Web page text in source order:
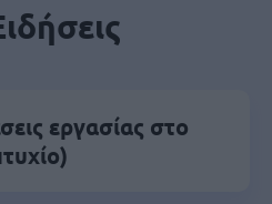
εργασίας στο